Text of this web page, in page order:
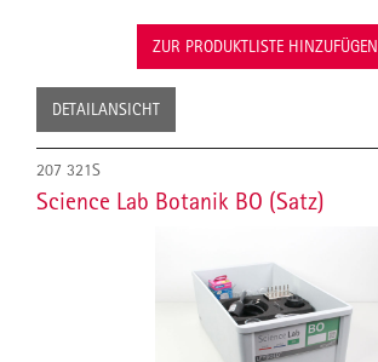
ZUR PRODUKTLISTE HINZUFÜGEN
DETAILANSICHT
207 321S
Science Lab Botanik BO (Satz)